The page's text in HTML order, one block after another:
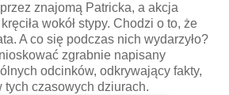
znajomą Patricka, a akcja
wokół stypy. Chodzi o to, że
A co się podczas nich wydarzyło?
zgrabnie napisany
odcinków, odkrywający fakty,
tych czasowych dziurach.